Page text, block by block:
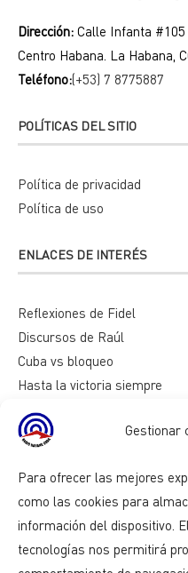
Gestionar
Para ofrecer las mejores
como las cookies para
información del dispositivo.
tecnologías nos permitirá
Dirección: Calle Infanta #105
Centro Habana. La Habana,
Teléfono:(+53) 7 8775887
POLÍTICAS DEL SITIO
Política de privacidad
Política de uso
ENLACES DE INTERÉS
Reflexiones de Fidel
Discursos de Raúl
Cuba vs bloqueo
Hasta la victoria siempre
Razones de Cuba